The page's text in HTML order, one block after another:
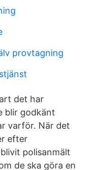
provtagning
det har
blir godkänt
varför. När det
efter
polisanmält
de ska göra en